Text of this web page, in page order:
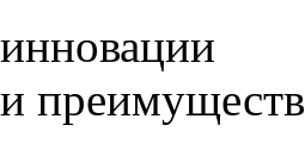
инновации
и